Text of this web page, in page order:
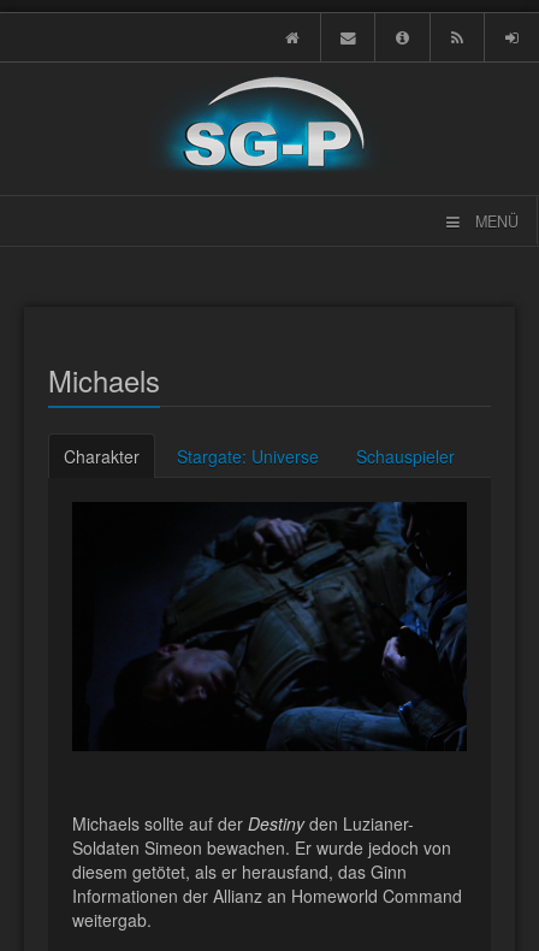
MENÜ
Michaels
Charakter Stargate: Universe Schauspieler
Michaels sollte auf der Destinyden Luzianer-
Soldaten Simeon bewachen. Er wurde jedoch von
diesem getötet, als er herausfand, das Ginn
Informationen der Allianz an Homeworld Command
weitergab.